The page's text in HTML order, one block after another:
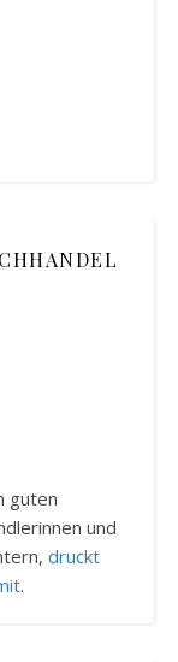
guten
und
druckt
.